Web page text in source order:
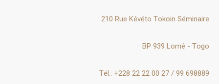
210 Rue Kévéto Tokoin Séminaire
BP 939 Lomé - Togo
Tél.: +228 22 22 00 27 / 99 698889